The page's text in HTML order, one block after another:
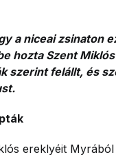
a niceai zsinaton
hozta Szent
szerint felállt, és
ereklyéit Myrából